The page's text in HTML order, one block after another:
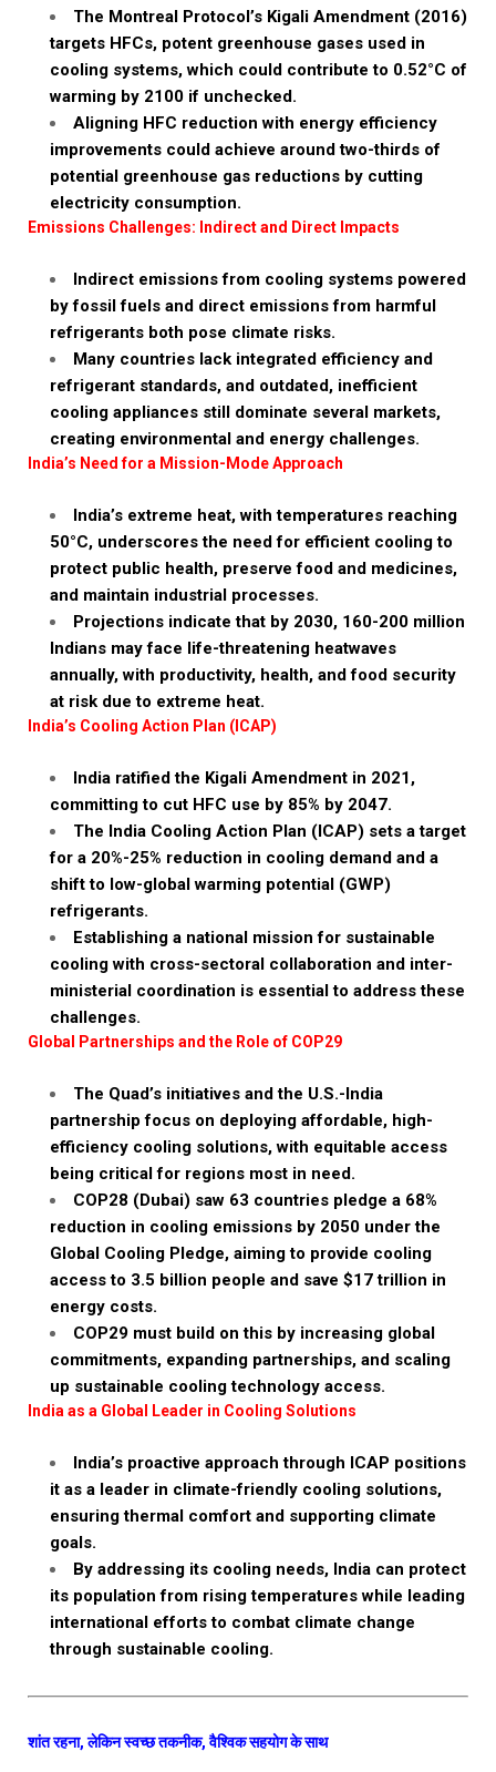
The Montreal Protocol’s Kigali Amendment (2016)
targets HFCs, potent greenhouse gases used in
cooling systems, which could contribute to 0.52°C of
warming by 2100 if unchecked.
Aligning HFC reduction with energy efficiency
improvements could achieve around two-thirds of
potential greenhouse gas reductions by cutting
electricity consumption.
Emissions Challenges: Indirect and Direct Impacts
Indirect emissions from cooling systems powered
by fossil fuels and direct emissions from harmful
refrigerants both pose climate risks.
Many countries lack integrated efficiency and
refrigerant standards, and outdated, inefficient
cooling appliances still dominate several markets,
creating environmental and energy challenges.
India’s Need for a Mission-Mode Approach
India’s extreme heat, with temperatures reaching
50°C, underscores the need for efficient cooling to
protect public health, preserve food and medicines,
and maintain industrial processes.
Projections indicate that by 2030, 160-200 million
Indians may face life-threatening heatwaves
annually, with productivity, health, and food security
at risk due to extreme heat.
India’s Cooling Action Plan (ICAP)
India ratified the Kigali Amendment in 2021,
committing to cut HFC use by 85% by 2047.
The India Cooling Action Plan (ICAP) sets a target
for a 20%-25% reduction in cooling demand and a
shift to low-global warming potential (GWP)
refrigerants.
Establishing a national mission for sustainable
cooling with cross-sectoral collaboration and inter-
ministerial coordination is essential to address these
challenges.
Global Partnerships and the Role of COP29
The Quad’s initiatives and the U.S.-India
partnership focus on deploying affordable, high-
efficiency cooling solutions, with equitable access
being critical for regions most in need.
COP28 (Dubai) saw 63 countries pledge a 68%
reduction in cooling emissions by 2050 under the
Global Cooling Pledge, aiming to provide cooling
access to 3.5 billion people and save $17 trillion in
energy costs.
COP29 must build on this by increasing global
commitments, expanding partnerships, and scaling
up sustainable cooling technology access.
India as a Global Leader in Cooling Solutions
India’s proactive approach through ICAP positions
it as a leader in climate-friendly cooling solutions,
ensuring thermal comfort and supporting climate
goals.
By addressing its cooling needs, India can protect
its population from rising temperatures while leading
international efforts to combat climate change
through sustainable cooling.
शांत रहना, लेकिन स्वच्छ तकनीक, वैश्विक सहयोग के साथ